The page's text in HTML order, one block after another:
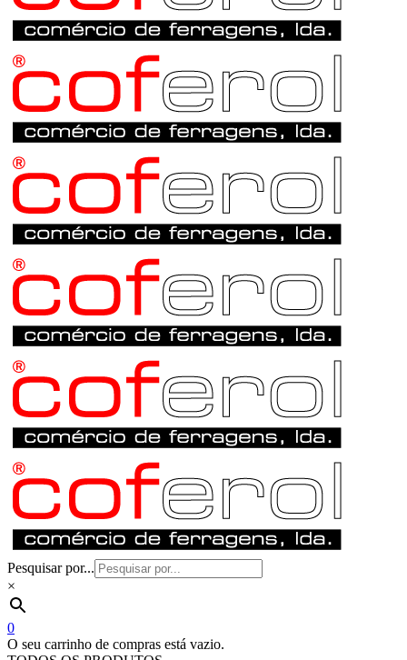
Pesquisar por...
×
0
O seu carrinho de compras está vazio.